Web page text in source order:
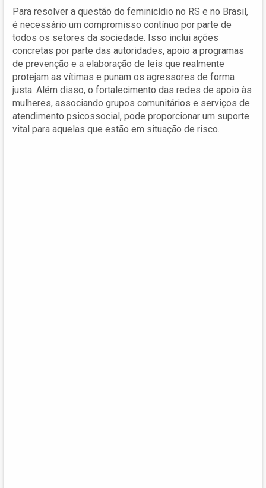
Para resolver a questão do feminicídio no RS e no Brasil,
é necessário um compromisso contínuo por parte de
todos os setores da sociedade. Isso inclui ações
concretas por parte das autoridades, apoio a programas
de prevenção e a elaboração de leis que realmente
protejam as vítimas e punam os agressores de forma
justa. Além disso, o fortalecimento das redes de apoio às
mulheres, associando grupos comunitários e serviços de
atendimento psicossocial, pode proporcionar um suporte
vital para aquelas que estão em situação de risco.